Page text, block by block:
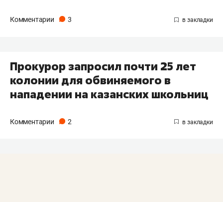
Комментарии 3
Прокурор запросил почти 25 лет
колонии для обвиняемого в
нападении на казанских школьниц
Комментарии 2